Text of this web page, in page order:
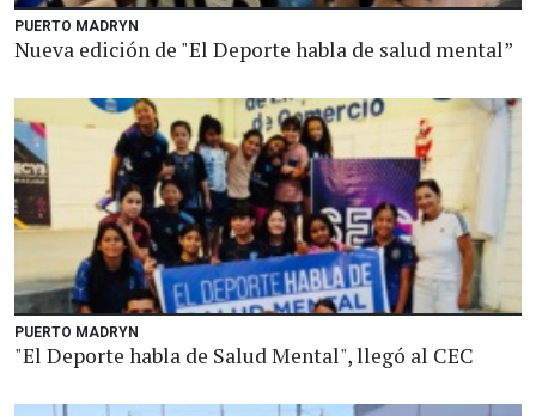
PUERTO MADRYN
Nueva edición de "El Deporte habla de salud mental”
PUERTO MADRYN
"El Deporte habla de Salud Mental", llegó al CEC